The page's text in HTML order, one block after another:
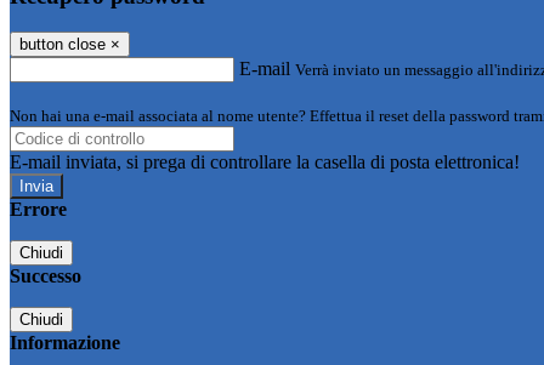
button close ×
E-mail Verrà inviato un messaggio
Non hai una e-mail associata al nome utente? Effettua il reset della password
E-mail inviata, si prega di controllare la casella di posta elettronica!
Errore
Chiudi
Successo
Chiudi
Informazione